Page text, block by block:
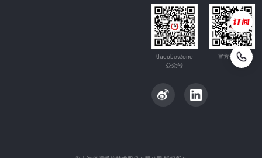
QuecDevZone
公众号
官方公众号